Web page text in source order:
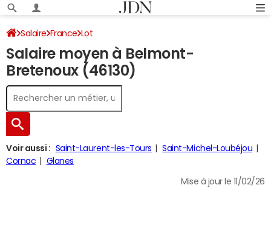
Salaire France Lot
Salaire moyen à Belmont-
Bretenoux (46130)
Voir aussi : Saint-Laurent-les-Tours
Saint-Michel-Loubéjou
Cornac
Glanes
Mise à jour le 11/02/26